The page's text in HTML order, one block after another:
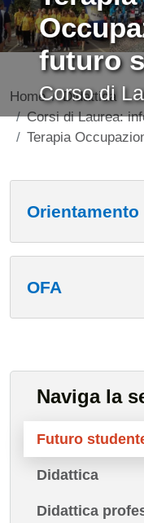
futuro
Corso di
Home
Didattica
Corsi di Laurea:
Terapia
Orientamento
OFA
Naviga la
Futuro
Didattica
Didattica